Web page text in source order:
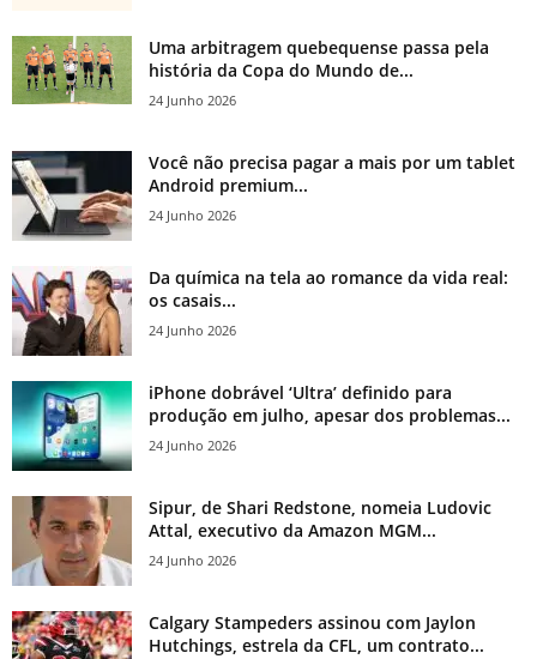
Uma arbitragem quebequense passa pela
história da Copa do Mundo de...
24 Junho 2026
Você não precisa pagar a mais por um tablet
Android premium...
24 Junho 2026
Da química na tela ao romance da vida real:
os casais...
24 Junho 2026
iPhone dobrável ‘Ultra’ definido para
produção em julho, apesar dos problemas...
24 Junho 2026
Sipur, de Shari Redstone, nomeia Ludovic
Attal, executivo da Amazon MGM...
24 Junho 2026
Calgary Stampeders assinou com Jaylon
Hutchings, estrela da CFL, um contrato...